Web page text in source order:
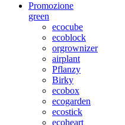
Promozione
green
ecocube
ecoblock
orgrownizer
airplant
Pflanzy
Birky
ecobox
ecogarden
ecostick
ecoheart